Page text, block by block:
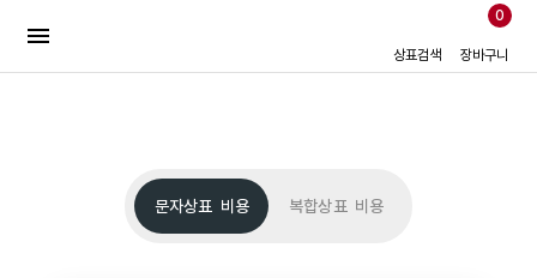
상표검색 장바구니
0
문자상표 비용 복합상표 비용